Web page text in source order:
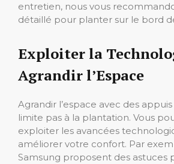
entretien, nous vous
détaillé pour planter sur le bord
Exploiter la
Agrandir l’Espace
Agrandir l’espace avec des
limite pas à la plantation. Vous
exploiter les avancées
améliorer votre confort. Par
Samsung proposent des astuces